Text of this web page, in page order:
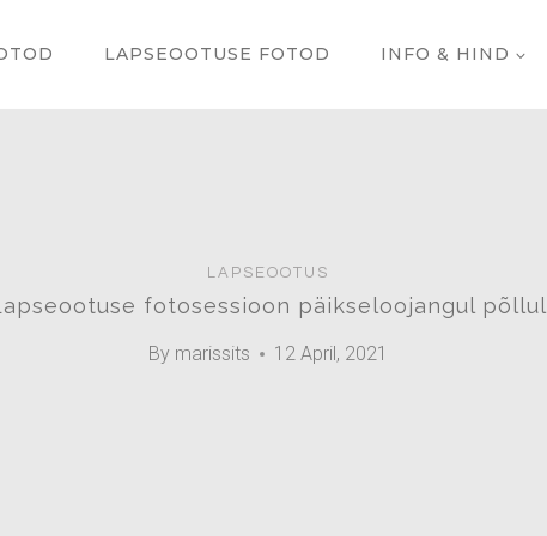
LAPSEOOTUSE FOTOD INFO & HIND
LAPSEOOTUS
fotosessioon päikseloojangul põllul
By marissits 12 April, 2021